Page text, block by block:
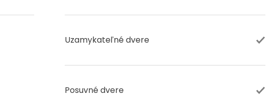
Uzamykateľné dvere
Posuvné dvere